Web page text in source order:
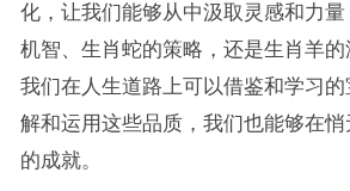
化，让我们能够从中汲取灵感和力
机智、生肖蛇的策略，还是生肖羊
我们在人生道路上可以借鉴和学习
解和运用这些品质，我们也能够在
的成就。